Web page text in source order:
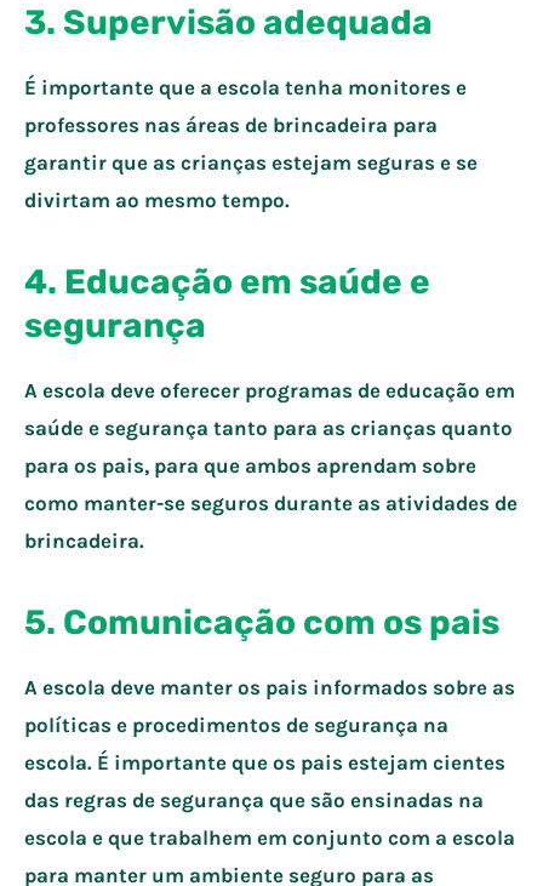
3. Supervisão adequada
É importante que a escola tenha monitores e
professores nas áreas de brincadeira para
garantir que as crianças estejam seguras e se
divirtam ao mesmo tempo.
4. Educação em saúde e
segurança
A escola deve oferecer programas de educação em
saúde e segurança tanto para as crianças quanto
para os pais, para que ambos aprendam sobre
como manter-se seguros durante as atividades de
brincadeira.
5. Comunicação com os pais
A escola deve manter os pais informados sobre as
políticas e procedimentos de segurança na
escola. É importante que os pais estejam cientes
das regras de segurança que são ensinadas na
escola e que trabalhem em conjunto com a escola
para manter um ambiente seguro para as